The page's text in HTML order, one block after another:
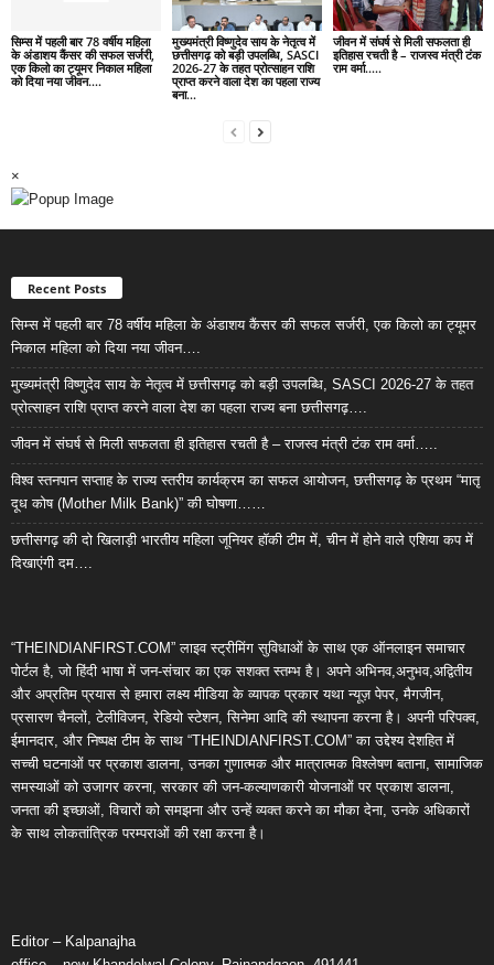
सिम्स में पहली बार 78 वर्षीय महिला
के अंडाशय कैंसर की सफल सर्जरी,
एक किलो का ट्यूमर निकाल महिला
को दिया नया जीवन….
मुख्यमंत्री विष्णुदेव साय के नेतृत्व में
छत्तीसगढ़ को बड़ी उपलब्धि, SASCI
2026-27 के तहत प्रोत्साहन राशि
प्राप्त करने वाला देश का पहला राज्य
बना...
जीवन में संघर्ष से मिली सफलता ही
इतिहास रचती है – राजस्व मंत्री टंक
राम वर्मा…..
×
Recent Posts
सिम्स में पहली बार 78 वर्षीय महिला के अंडाशय कैंसर की सफल सर्जरी, एक किलो का ट्यूमर
निकाल महिला को दिया नया जीवन….
मुख्यमंत्री विष्णुदेव साय के नेतृत्व में छत्तीसगढ़ को बड़ी उपलब्धि, SASCI 2026-27 के तहत
प्रोत्साहन राशि प्राप्त करने वाला देश का पहला राज्य बना छत्तीसगढ़….
जीवन में संघर्ष से मिली सफलता ही इतिहास रचती है – राजस्व मंत्री टंक राम वर्मा…..
विश्व स्तनपान सप्ताह के राज्य स्तरीय कार्यक्रम का सफल आयोजन, छत्तीसगढ़ के प्रथम “मातृ
दूध कोष (Mother Milk Bank)” की घोषणा……
छत्तीसगढ़ की दो खिलाड़ी भारतीय महिला जूनियर हॉकी टीम में, चीन में होने वाले एशिया कप में
दिखाएंगी दम….
“THEINDIANFIRST.COM” लाइव स्ट्रीमिंग सुविधाओं के साथ एक ऑनलाइन समाचार
पोर्टल है, जो हिंदी भाषा में जन-संचार का एक सशक्त स्तम्भ है। अपने अभिनव,अनुभव,अद्वितीय
और अप्रतिम प्रयास से हमारा लक्ष्य मीडिया के व्यापक प्रकार यथा न्यूज़ पेपर, मैगजीन,
प्रसारण चैनलों, टेलीविजन, रेडियो स्टेशन, सिनेमा आदि की स्थापना करना है। अपनी परिपक्व,
ईमानदार, और निष्पक्ष टीम के साथ “THEINDIANFIRST.COM” का उद्देश्य देशहित में
सच्ची घटनाओं पर प्रकाश डालना, उनका गुणात्मक और मात्रात्मक विश्लेषण बताना, सामाजिक
समस्याओं को उजागर करना, सरकार की जन-कल्याणकारी योजनाओं पर प्रकाश डालना,
जनता की इच्छाओं, विचारों को समझना और उन्हें व्यक्त करने का मौका देना, उनके अधिकारों
के साथ लोकतांत्रिक परम्पराओं की रक्षा करना है।
Editor – Kalpanajha